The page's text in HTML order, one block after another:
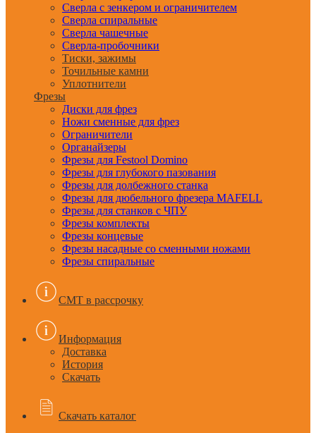
Сверла с зенкером и ограничителем
Сверла спиральные
Сверла чашечные
Сверла-пробочники
Тиски, зажимы
Точильные камни
Уплотнители
Фрезы
Диски для фрез
Ножи сменные для фрез
Ограничители
Органайзеры
Фрезы для Festool Domino
Фрезы для глубокого пазования
Фрезы для долбежного станка
Фрезы для дюбельного фрезера MAFELL
Фрезы для станков с ЧПУ
Фрезы комплекты
Фрезы концевые
Фрезы насадные со сменными ножами
Фрезы спиральные
CMT в рассрочку
Информация
Доставка
История
Скачать
Скачать каталог